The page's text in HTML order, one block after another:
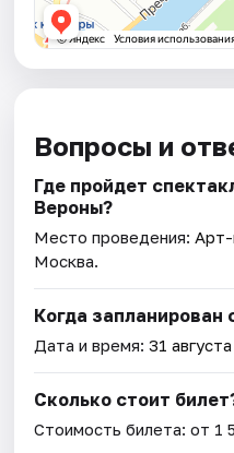
Вопросы и
Где пройдет
Вероны?
Место проведения:
Москва.
Когда запланирован
Дата и время:31
Сколько стоит
Стоимость билета: от 1